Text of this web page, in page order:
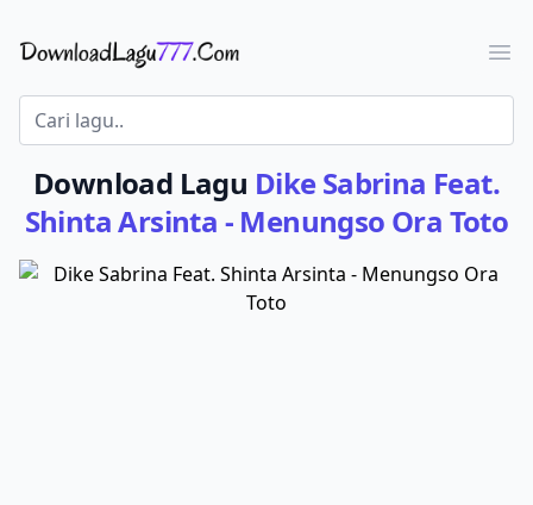
Download Lagu - LaguJoss.com
Download Lagu Dike Sabrina Feat.
Shinta Arsinta - Menungso Ora Toto